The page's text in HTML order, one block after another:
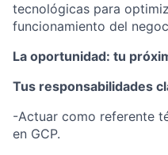
tecnológicas para
funcionamiento del
La oportunidad: tu
Tus responsabilidades
-Actuar como referente
en GCP.